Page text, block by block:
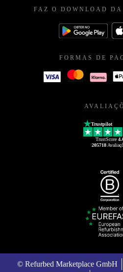
FAZ O DOWNLOAD DA
FORMAS DE
Trustpilot
TrustScore
205718
© Refurbed Marketplace GmbH